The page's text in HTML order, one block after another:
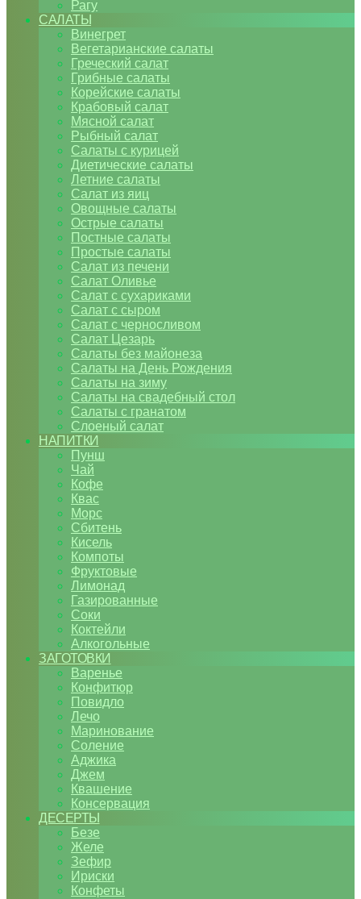
Рагу
САЛАТЫ
Винегрет
Вегетарианские салаты
Греческий салат
Грибные салаты
Корейские салаты
Крабовый салат
Мясной салат
Рыбный салат
Салаты с курицей
Диетические салаты
Летние салаты
Салат из яиц
Овощные салаты
Острые салаты
Постные салаты
Простые салаты
Салат из печени
Салат Оливье
Салат с сухариками
Салат с сыром
Салат с черносливом
Салат Цезарь
Салаты без майонеза
Салаты на День Рождения
Салаты на зиму
Салаты на свадебный стол
Салаты с гранатом
Слоеный салат
НАПИТКИ
Пунш
Чай
Кофе
Квас
Морс
Сбитень
Кисель
Компоты
Фруктовые
Лимонад
Газированные
Соки
Коктейли
Алкогольные
ЗАГОТОВКИ
Варенье
Конфитюр
Повидло
Лечо
Маринование
Соление
Аджика
Джем
Квашение
Консервация
ДЕСЕРТЫ
Безе
Желе
Зефир
Ириски
Конфеты